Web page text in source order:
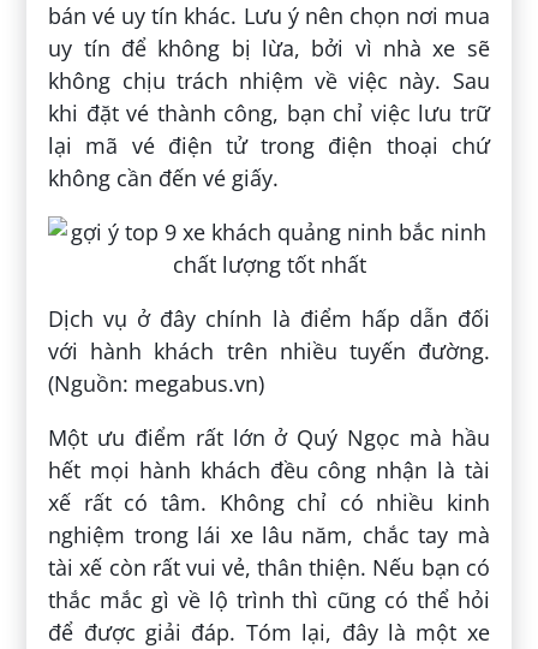
bán vé uy tín khác. Lưu ý nên chọn nơi mua
uy tín để không bị lừa, bởi vì nhà xe sẽ
không chịu trách nhiệm về việc này. Sau
khi đặt vé thành công, bạn chỉ việc lưu trữ
lại mã vé điện tử trong điện thoại chứ
không cần đến vé giấy.
Dịch vụ ở đây chính là điểm hấp dẫn đối
với hành khách trên nhiều tuyến đường.
(Nguồn: megabus.vn)
Một ưu điểm rất lớn ở Quý Ngọc mà hầu
hết mọi hành khách đều công nhận là tài
xế rất có tâm. Không chỉ có nhiều kinh
nghiệm trong lái xe lâu năm, chắc tay mà
tài xế còn rất vui vẻ, thân thiện. Nếu bạn có
thắc mắc gì về lộ trình thì cũng có thể hỏi
để được giải đáp. Tóm lại, đây là một xe